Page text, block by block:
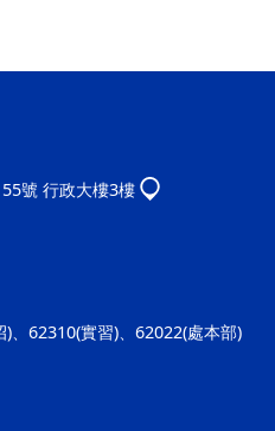
號 行政大樓3樓
、62310(實習)、62022(處本部)